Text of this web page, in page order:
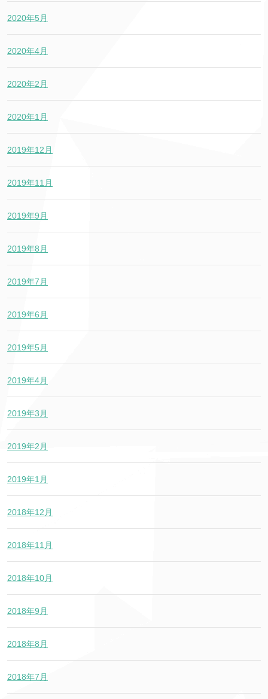
2020年5月
2020年4月
2020年2月
2020年1月
2019年12月
2019年11月
2019年9月
2019年8月
2019年7月
2019年6月
2019年5月
2019年4月
2019年3月
2019年2月
2019年1月
2018年12月
2018年11月
2018年10月
2018年9月
2018年8月
2018年7月